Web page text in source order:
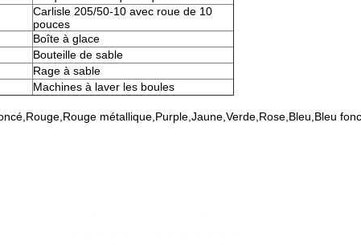
Carlisle 205/50-10 avec roue de 10
pouces
Boîte à glace
Bouteille de sable
Rage à sable
Machines à laver les boules
métallique,Purple,Jaune,Verde,Rose,Bleu,Bleu